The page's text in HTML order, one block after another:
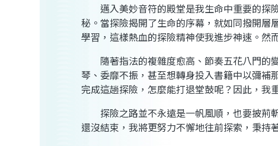
邁入美妙音符的殿堂是我生命中重要的探
秘。當探險揭開了生命的序幕，就如同撥開層
學習，這樣熱血的探險精神使我進步神速。
隨著指法的複雜度愈高、節奏五花八門的
琴、委靡不振，甚至想轉身投入書籍中以彌
完成這趟探險，怎麼能打退堂鼓呢？因此，我
探險之路並不永遠是一帆風順，也要披荊
還沒結束，我將更努力不懈地往前探索，秉持